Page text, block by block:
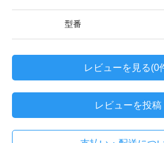
型番
レビューを見る(0
レビューを投稿